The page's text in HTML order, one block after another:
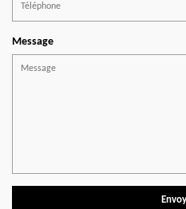
Message